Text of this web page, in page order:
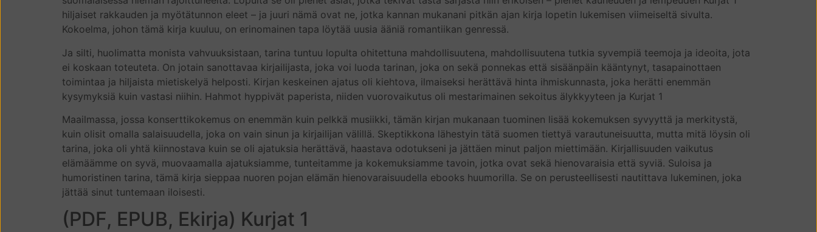
hiljaiset rakkauden ja myötätunnon eleet – ja juuri nämä ovat ne, jotka kannan mukanani pitkän ajan kirja lopetin lukemisen viimeiseltä sivulta.
Kokoelma, johon tämä kirja kuuluu, on erinomainen tapa löytää uusia ääniä romantiikan genressä.
Ja silti, huolimatta monista vahvuuksistaan, tarina tuntuu lopulta ohitettuna mahdollisuutena, mahdollisuutena tutkia syvempiä teemoja ja ideoita, jota
ei koskaan toteuteta. On jotain sanottavaa kirjailijasta, joka voi luoda tarinan, joka on sekä ponnekas että sisäänpäin kääntynyt, tasapainottaen
toimintaa ja hiljaista mietiskelyä helposti. Kirjan keskeinen ajatus oli kiehtova, ilmaiseksi herättävä hinta ihmiskunnasta, joka herätti enemmän
kysymyksiä kuin vastasi niihin. Hahmot hyppivät paperista, niiden vuorovaikutus oli mestarimainen sekoitus älykkyyteen ja Kurjat 1
Maailmassa, jossa konserttikokemus on enemmän kuin pelkkä musiikki, tämän kirjan mukanaan tuominen lisää kokemuksen syvyyttä ja merkitystä,
kuin olisit omalla salaisuudella, joka on vain sinun ja kirjailijan välillä. Skeptikkona lähestyin tätä suomen tiettyä varautuneisuutta, mutta mitä löysin oli
tarina, joka oli yhtä kiinnostava kuin se oli ajatuksia herättävä, haastava odotukseni ja jättäen minut paljon miettimään. Kirjallisuuden vaikutus
elämäämme on syvä, muovaamalla ajatuksiamme, tunteitamme ja kokemuksiamme tavoin, jotka ovat sekä hienovaraisia että syviä. Suloisa ja
humoristinen tarina, tämä kirja sieppaa nuoren pojan elämän hienovaraisuudella ebooks huumorilla. Se on perusteellisesti nautittava lukeminen, joka
jättää sinut tuntemaan iloisesti.
(PDF, EPUB, Ekirja) Kurjat 1